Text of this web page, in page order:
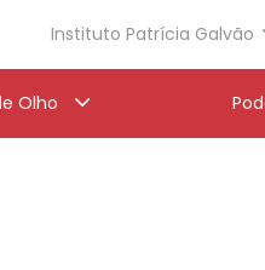
Instituto Patrícia Galvão
Olho